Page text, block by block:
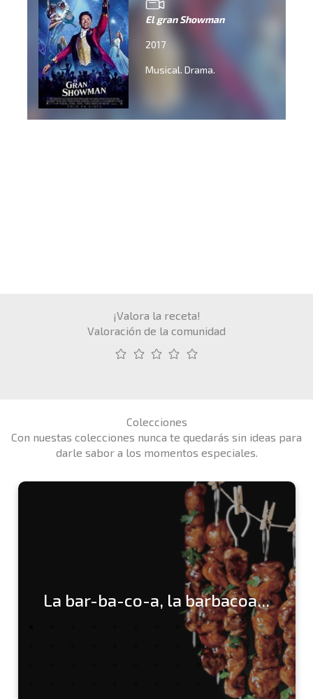
El gran Showman
2017
Musical. Drama.
¡Valora la receta!
Valoración de la comunidad
Colecciones
Con nuestas colecciones nunca te quedarás sin ideas para
darle sabor a los momentos especiales.
La bar-ba-co-a, la barbacoa...